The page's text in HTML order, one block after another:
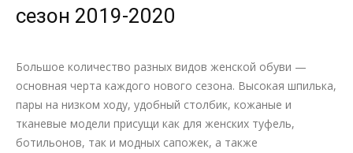
сезон 2019-2020
Большое количество разных видов женской обуви —
основная черта каждого нового сезона. Высокая шпилька,
пары на низком ходу, удобный столбик, кожаные и
тканевые модели присущи как для женских туфель,
ботильонов, так и модных сапожек, а также